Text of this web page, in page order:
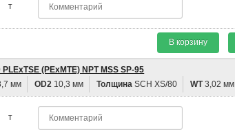
т
В корзину
(PEхMTE) NPT MSS SP-95
мм OD2 10,3 мм Толщина SCH XS/80 WT3,02 мм
т